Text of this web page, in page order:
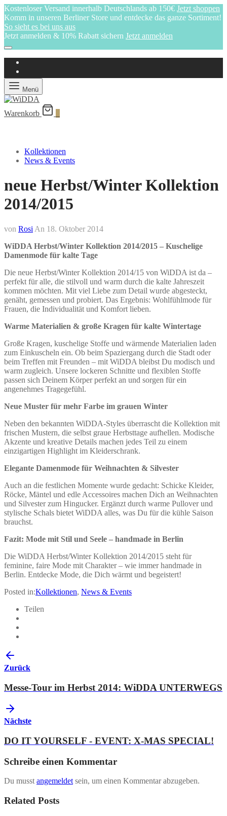
Kostenloser Versand innerhalb Deutschlands ab 150€ Jetzt shoppen
Komm in unseren Berliner Store und entdecke das ganze Sortiment!
So sieht es bei uns aus
Jetzt anmelden & 10% Rabatt sichern Jetzt anmelden
Menü
Warenkorb
Kollektionen
News & Events
neue Herbst/Winter Kollektion
2014/2015
von Rosi An 18. Oktober 2014
WiDDA Herbst/Winter Kollektion 2014/2015 – Kuschelige
Damenmode für kalte Tage
Die neue Herbst/Winter Kollektion 2014/15 von WiDDA ist da –
perfekt für alle, die stilvoll und warm durch die kalte Jahreszeit
kommen möchten. Mit viel Liebe zum Detail wurde abgesteckt,
genäht, gemessen und probiert. Das Ergebnis: Wohlfühlmode für
Frauen, die Individualität und Komfort lieben.
Warme Materialien & große Kragen für kalte Wintertage
Große Kragen, kuschelige Stoffe und wärmende Materialien laden
zum Einkuscheln ein. Ob beim Spaziergang durch die Stadt oder
beim Treffen mit Freunden – mit WiDDA bleibst Du modisch und
warm zugleich. Unsere lockeren Schnitte und flexiblen Stoffe
passen sich Deinem Körper perfekt an und sorgen für ein
angenehmes Tragegefühl.
Neue Muster für mehr Farbe im grauen Winter
Neben den bekannten WiDDA-Styles überrascht die Kollektion mit
frischen Mustern, die selbst graue Herbsttage aufhellen. Modische
Akzente und kreative Details machen jedes Teil zu einem
einzigartigen Highlight im Kleiderschrank.
Elegante Damenmode für Weihnachten & Silvester
Auch an die festlichen Momente wurde gedacht: Schicke Kleider,
Röcke, Mäntel und edle Accessoires machen Dich an Weihnachten
und Silvester zum Hingucker. Ergänzt durch warme Pullover und
stylische Schals bietet WiDDA alles, was Du für die kühle Saison
brauchst.
Fazit: Mode mit Stil und Seele – handmade in Berlin
Die WiDDA Herbst/Winter Kollektion 2014/2015 steht für
feminine, faire Mode mit Charakter – wie immer handmade in
Berlin. Entdecke Mode, die Dich wärmt und begeistert!
Posted in:Kollektionen, News & Events
Teilen
Zurück
Messe-Tour im Herbst 2014: WiDDA UNTERWEGS
Nächste
DO IT YOURSELF - EVENT: X-MAS SPECIAL!
Schreibe einen Kommentar
Du musstangemeldetsein, um einen Kommentar abzugeben.
Related Posts